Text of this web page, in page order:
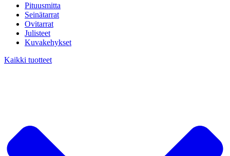
Pituusmitta
Seinätarrat
Ovitarrat
Julisteet
Kuvakehykset
Kaikki tuotteet